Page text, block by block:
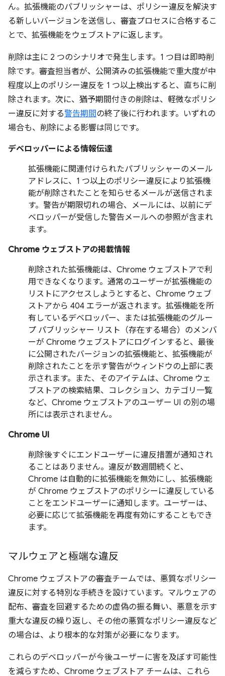
ん。拡張機能のパブリッシャーは、ポリシー違反を解決す
る新しいバージョンを送信し、審査プロセスに合格するこ
とで、拡張機能をウェブストアに返します。
削除は主に 2 つのシナリオで発生します。1 つ目は即時削
除です。審査担当者が、公開済みの拡張機能で重大度が中
程度以上のポリシー違反を 1 つ以上検出すると、直ちに削
除されます。次に、猶予期間付きの削除は、軽微なポリシ
ー違反に対する警告期間の終了後に行われます。いずれの
場合も、削除による影響は同じです。
デベロッパーによる情報伝達
拡張機能に関連付けられたパブリッシャーのメール
アドレスに、1 つ以上のポリシー違反により拡張機
能が削除されたことを知らせるメールが送信されま
す。警告が期限切れの場合、メールには、以前にデ
ベロッパーが受信した警告メールへの参照が含まれ
ます。
Chrome ウェブストアの掲載情報
削除された拡張機能は、Chrome ウェブストアで利
用できなくなります。通常のユーザーが拡張機能の
リストにアクセスしようとすると、Chrome ウェブ
ストアから 404 エラーが返されます。拡張機能を所
有しているデベロッパー、または拡張機能のグルー
プ パブリッシャー リスト（存在する場合）のメンバ
ーが Chrome ウェブストアにログインすると、最後
に公開されたバージョンの拡張機能と、拡張機能が
削除されたことを示す警告がウィンドウの上部に表
示されます。また、そのアイテムは、Chrome ウェ
ブストアの検索結果、コレクション、カテゴリ一覧
など、Chrome ウェブストアのユーザー UI の別の場
所には表示されません。
Chrome UI
削除後すぐにエンドユーザーに違反措置が通知され
ることはありません。違反が数週間続くと、
Chrome は自動的に拡張機能を無効にし、拡張機能
が Chrome ウェブストアのポリシーに違反している
ことをエンドユーザーに通知します。ユーザーは、
必要に応じて拡張機能を再度有効にすることもでき
ます。
マルウェアと極端な違反
Chrome ウェブストアの審査チームでは、悪質なポリシー
違反に対する特別な手続きを設けています。マルウェアの
配布、審査を回避するための虚偽の振る舞い、悪意を示す
重大な違反の繰り返し、その他の悪質なポリシー違反など
の場合は、より根本的な対策が必要になります。
これらのデベロッパーが今後ユーザーに害を及ぼす可能性
を減らすため、Chrome ウェブストア チームは、これら